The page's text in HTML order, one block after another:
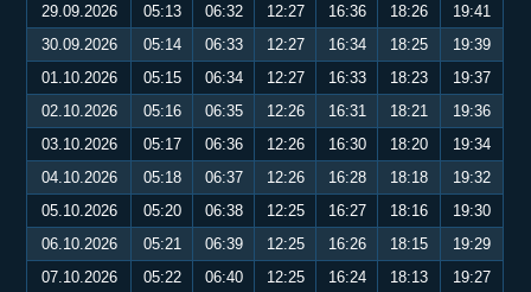
29.09.2026
05:13 06:32 12:27 16:36 18:26
19:41
30.09.2026
05:14 06:33 12:27 16:34 18:25
19:39
01.10.2026
05:15 06:34 12:27 16:33 18:23
19:37
02.10.2026
05:16 06:35 12:26 16:31 18:21
19:36
03.10.2026
05:17 06:36 12:26 16:30 18:20
19:34
04.10.2026
05:18 06:37 12:26 16:28 18:18
19:32
05.10.2026
05:20 06:38 12:25 16:27 18:16
19:30
06.10.2026
05:21 06:39 12:25 16:26 18:15
19:29
07.10.2026
05:22 06:40 12:25 16:24 18:13
19:27